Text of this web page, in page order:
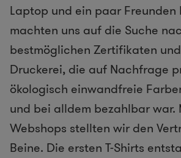
Laptop und ein paar Freunden
machten uns auf die Suche
bestmöglichen Zertifikaten
Druckerei, die auf Nachfrage
ökologisch einwandfreie
und bei alldem bezahlbar war.
Webshops stellten wir den
Beine. Die ersten T-Shirts